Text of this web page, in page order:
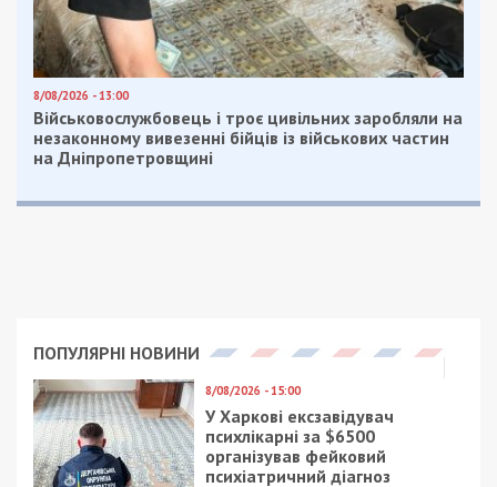
Командиру повідомлено про підозру у
недбалому ставленні до служби, якщо воно
спричинило тяжкі наслідки, вчинене в умовах
воєнного стану або в бойовій обстановці (ч. 4 ст.
425 КК України). Йому загрожує позбавлення
волі на строк до 8 років.